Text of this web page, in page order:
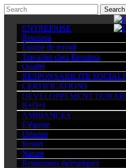
ENTREPRISE
Resuinsa
Équipe de travail
Travailler chez Resuinsa
Qualité
RESPONSABILITE
CERTIFICATIONS
DÉVELOPPEMENT
R+D+i
AMBIANCES
Élégante
Urbaine
Resort
Nature
Restaurants thématiques